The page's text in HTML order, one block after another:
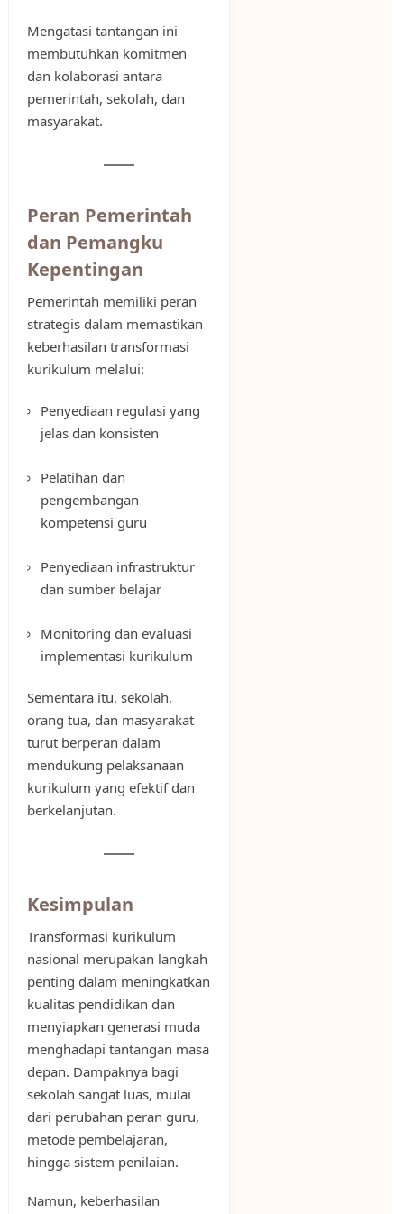
Mengatasi tantangan ini
membutuhkan komitmen
dan kolaborasi antara
pemerintah, sekolah, dan
masyarakat.
Peran Pemerintah
dan Pemangku
Kepentingan
Pemerintah memiliki peran
strategis dalam memastikan
keberhasilan transformasi
kurikulum melalui:
Penyediaan regulasi yang
jelas dan konsisten
Pelatihan dan
pengembangan
kompetensi guru
Penyediaan infrastruktur
dan sumber belajar
Monitoring dan evaluasi
implementasi kurikulum
Sementara itu, sekolah,
orang tua, dan masyarakat
turut berperan dalam
mendukung pelaksanaan
kurikulum yang efektif dan
berkelanjutan.
Kesimpulan
Transformasi kurikulum
nasional merupakan langkah
penting dalam meningkatkan
kualitas pendidikan dan
menyiapkan generasi muda
menghadapi tantangan masa
depan. Dampaknya bagi
sekolah sangat luas, mulai
dari perubahan peran guru,
metode pembelajaran,
hingga sistem penilaian.
Namun, keberhasilan